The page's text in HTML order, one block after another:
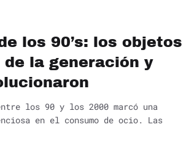
los 90’s: los objetos
de la generación y
los 90 y los 2000 marcó una
en el consumo de ocio. Las